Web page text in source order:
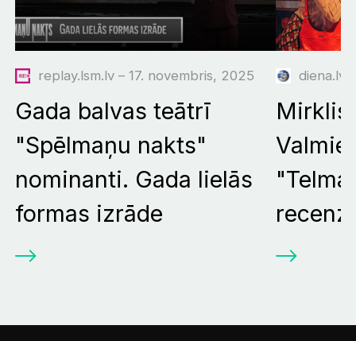
replay.lsm.lv – 17. novembris, 2025
Gada balvas teātrī
"Spēlmaņu nakts"
nominanti. Gada lielās
formas izrāde
diena.lv
Mirklis